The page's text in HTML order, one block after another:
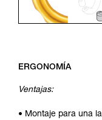
ERGONOMÍA
Ventajas:
• Montaje para una